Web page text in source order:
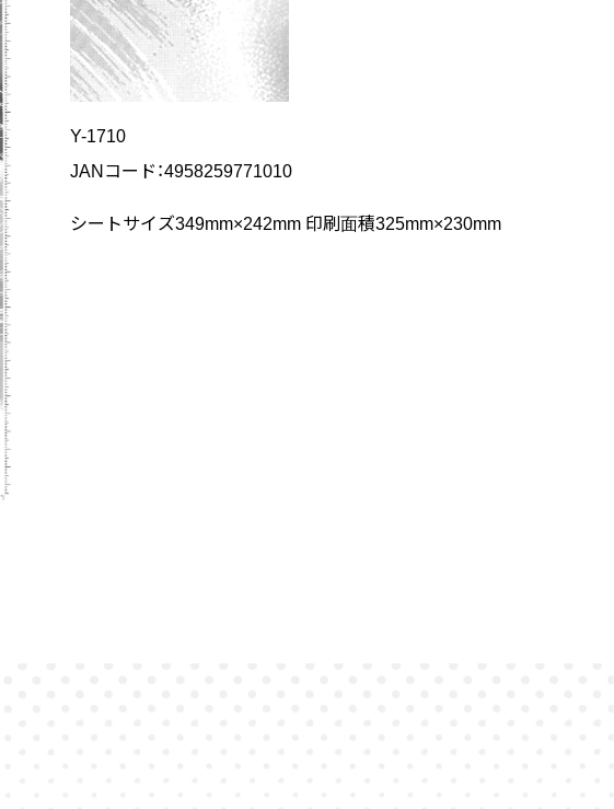
Y-1710
JANコード：4958259771010
シートサイズ349mm×242mm 印刷面積325mm×230mm